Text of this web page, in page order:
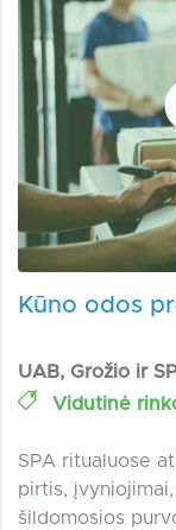
Kūno odos
UAB, Grožio ir
Vidutinė
SPA ritualuose
pirtis,
šildomosios